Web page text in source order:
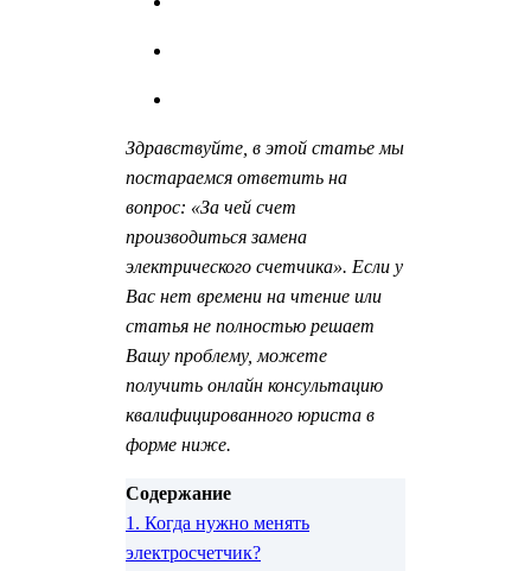
Здравствуйте, в этой статье мы
постараемся ответить на
вопрос: «За чей счет
производиться замена
электрического счетчика». Если у
Вас нет времени на чтение или
статья не полностью решает
Вашу проблему, можете
получить онлайн консультацию
квалифицированного юриста в
форме ниже.
Содержание
1. Когда нужно менять
электросчетчик?